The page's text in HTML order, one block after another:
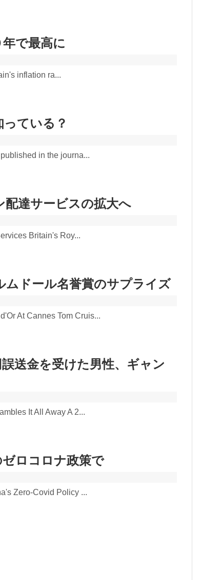
で最高に
inflation ra...
ている？
in the journa...
達サービスの拡大へ
Britain's Roy...
ムドール名誉賞のサプライズ
At Cannes Tom Cruis...
送金を受けた男性、ギャン
It All Away A 2...
ロコロナ政策で
Zero-Covid Policy ...